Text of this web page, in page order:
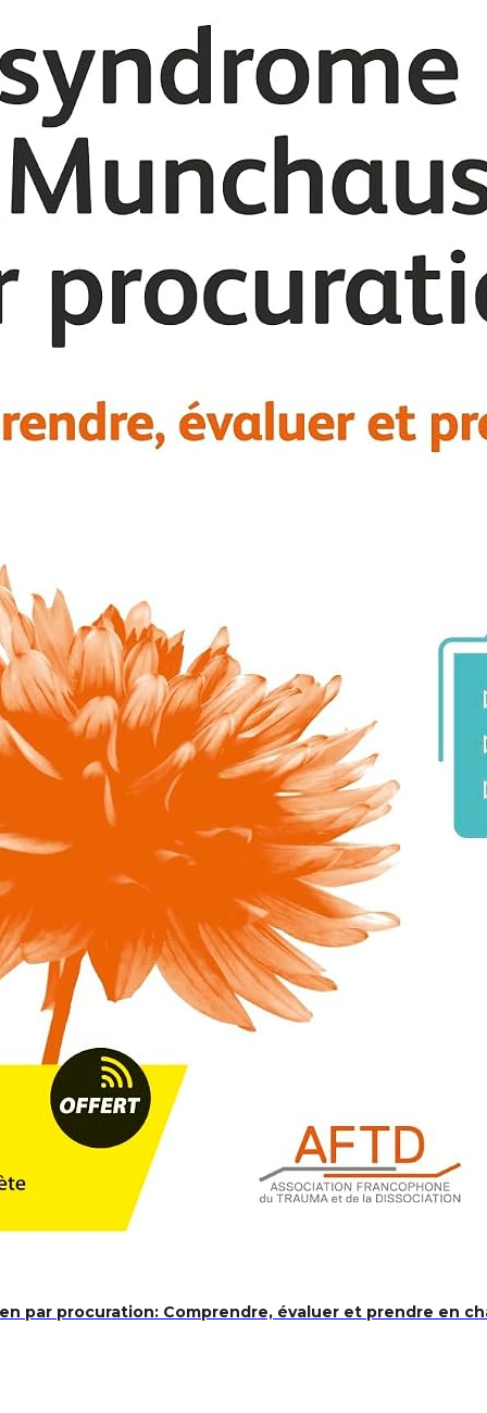
par procuration: Comprendre, évaluer et prendre en